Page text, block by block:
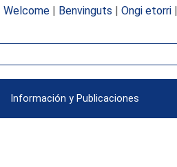
Welcome| Benvinguts | Ongi etorri|
Información y Publicaciones